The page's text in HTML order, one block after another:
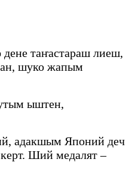
таҥастараш лиеш,
шуко жапым
ыштен,
адакшым Японий деч
Ший медалят –